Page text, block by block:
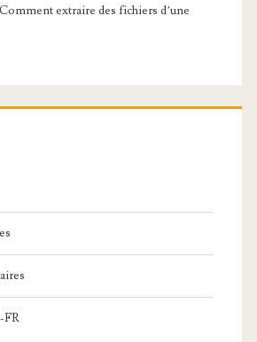
Comment extraire des fichiers d’une
FR